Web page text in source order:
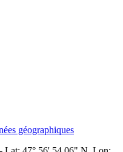
géographiques